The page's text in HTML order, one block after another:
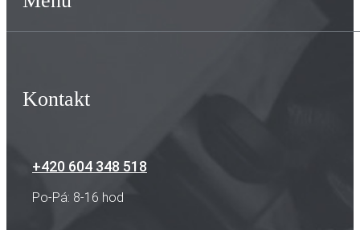
Kontakt
+420 604 348 518
Po-Pá: 8-16 hod